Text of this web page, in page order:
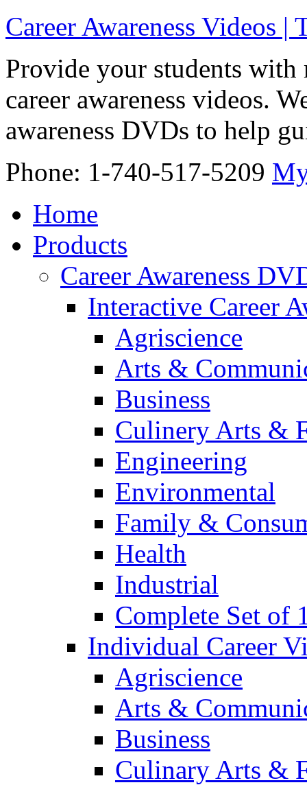
Career Awareness Videos
Provide your students
career awareness videos.
awareness DVDs to help
Phone: 1-740-517-5209
Home
Products
Career Awareness
Interactive Career
Agriscience
Arts &
Business
Culinery Arts &
Engineering
Environmental
Family &
Health
Industrial
Complete Set of
Individual Career
Agriscience
Arts &
Business
Culinary Arts &